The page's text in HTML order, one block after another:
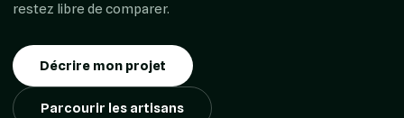
restez libre de comparer.
Décrire mon projet
Parcourir les artisans